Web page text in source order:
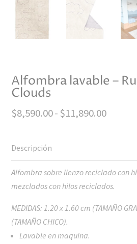
Alfombra lavable –
Clouds
$8,590.00-$11,890.00Rango
Alfombra sobre lienzo reciclado con
mezclados con hilos reciclados.
MEDIDAS: 1.20 x 1.60 cm (TAMAÑO
(TAMAÑO CHICO).
Lavable en maquina.